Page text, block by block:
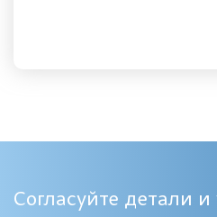
Согласуйте детали и